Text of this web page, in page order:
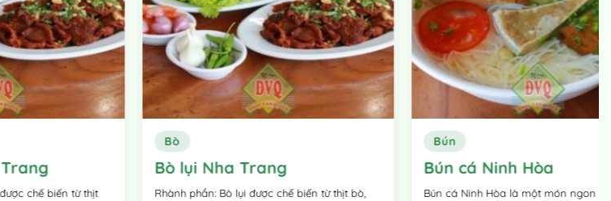
từ thịt
Bò lụi Nha Trang
Rhành phần: Bò lụi được chế biến từ thịt bò,
Bún cá Ninh Hòa
Bún cá Ninh Hòa là một món ngon đặc sản